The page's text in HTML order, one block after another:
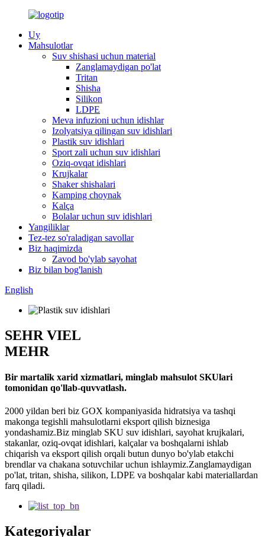
Uy
Mahsulotlar
Suv shishasi uchun material
Zanglamaydigan po'lat
Tritan
Shisha
Silikon
LDPE
Meva infuzioni uchun idishlar
Izolyatsiya qilingan suv idishlari
Plastik suv idishlari
Sport zali uchun suv idishlari
Oziq-ovqat idishlari
Krujkalar
Shaker shishalari
Kamping choynak
Kalça
Bolalar uchun suv idishlari
Yangiliklar
Tez-tez so'raladigan savollar
Biz haqimizda
Zavod bo'ylab sayohat
Biz bilan bog'lanish
English
SEHR VIEL
MEHR
Bir martalik xarid xizmatlari, minglab mahsulot SKUlari
tomonidan qo'llab-quvvatlash.
2000 yildan beri biz GOX kompaniyasida hidratsiya va tashqi
makonga tegishli mahsulotlarni eksport qilish biznesiga
yondashamiz.Biz minglab SKU suv idishlari, sayohat krujkalari,
stakanlar, oziq-ovqat idishlari, kalçalar va boshqalarni ishlab
chiqarish va eksport qilish orqali butun dunyo bo'ylab etakchi
brendlar va chakana sotuvchilar uchun ishlaymiz.Zanglamaydigan
po'lat, tritan, shisha, silikon, LDPE va boshqalar kabi materiallardan
farq qiladi.
Kategoriyalar